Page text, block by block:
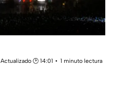
| Actualizado 🕑 14:01
1 minuto lectura